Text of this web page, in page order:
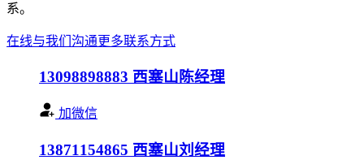
系。
在线与我们沟通更多联系方式
13098898883 西塞山陈经理
加微信
13871154865 西塞山刘经理